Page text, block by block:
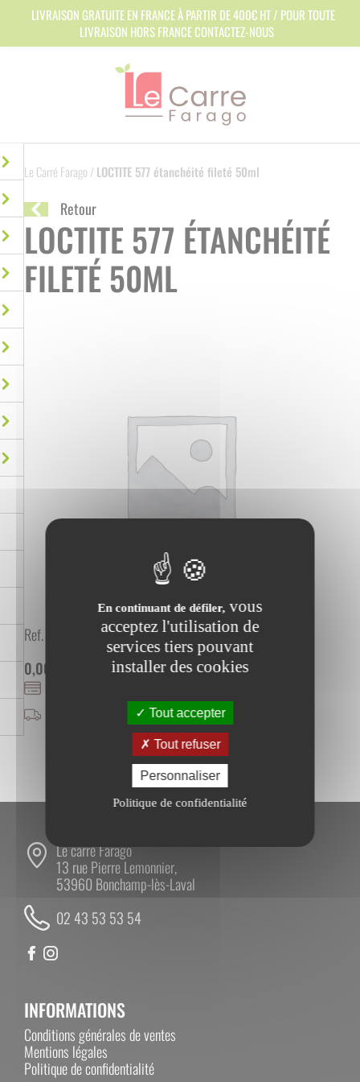
Le Carré Farago /LOCTITE 577 étanchéité fileté 50ml
Retour
LOCTITE 577 ÉTANCHÉITÉ
FILETÉ 50ML
Ref. :
0,00
0,00€TTC
FRAIS DE PORT OFFERTS
À PARTIR DE 400 € HT*
* Sauf produits sur devis
Le carré Farago
13 rue Pierre Lemonnier,
53960 Bonchamp-lès-Laval
02 43 53 53 54
INFORMATIONS
Conditions générales de ventes
Mentions légales
Politique de confidentialité
LIVRAISON GRATUITE EN FRANCE À PARTIR DE 400€ HT / POUR TOUTE
LIVRAISON HORS FRANCE CONTACTEZ-NOUS
Panneau de gestion des cookies
En continuant de défiler, vous
acceptez l'utilisation de
services tiers pouvant
installer des cookies
Tout accepter
Tout refuser
Personnaliser
Politique de confidentialité